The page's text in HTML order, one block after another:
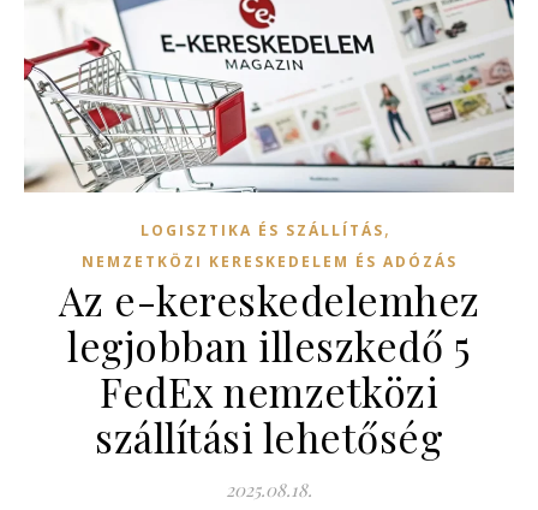
LOGISZTIKA ÉS SZÁLLÍTÁS,
NEMZETKÖZI KERESKEDELEM ÉS ADÓZÁS
Az e-kereskedelemhez
legjobban illeszkedő 5
FedEx nemzetközi
szállítási lehetőség
2025.08.18.